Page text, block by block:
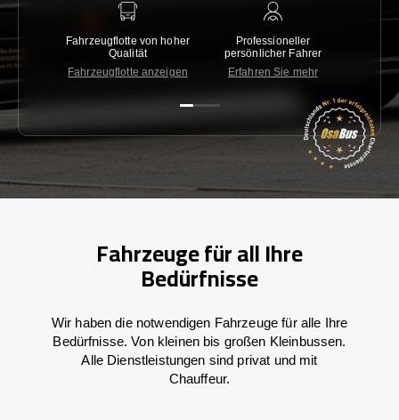
Fahrzeugflotte von hoher
Qualität
Fahrzeugflotte anzeigen
Professioneller
persönlicher Fahrer
Erfahren Sie mehr
Fahrzeuge für all Ihre
Bedürfnisse
Wir haben die notwendigen Fahrzeuge für alle Ihre
Bedürfnisse. Von kleinen bis großen Kleinbussen.
Alle Dienstleistungen sind privat und mit
Chauffeur.